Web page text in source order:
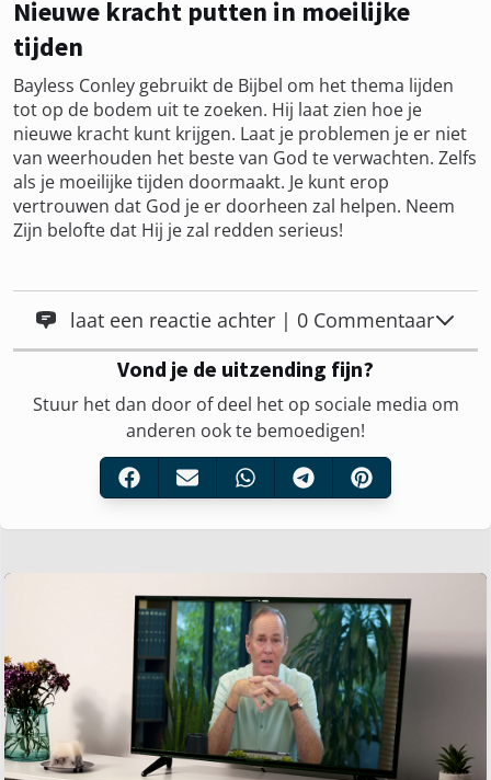
Nieuwe kracht putten in moeilijke
tijden
Bayless Conley gebruikt de Bijbel om het thema lijden
tot op de bodem uit te zoeken. Hij laat zien hoe je
nieuwe kracht kunt krijgen. Laat je problemen je er niet
van weerhouden het beste van God te verwachten. Zelfs
als je moeilijke tijden doormaakt. Je kunt erop
vertrouwen dat God je er doorheen zal helpen. Neem
Zijn belofte dat Hij je zal redden serieus!
laat een reactie achter | 0 Commentaar
Vond je de uitzending fijn?
Stuur het dan door of deel het op sociale media om
anderen ook te bemoedigen!